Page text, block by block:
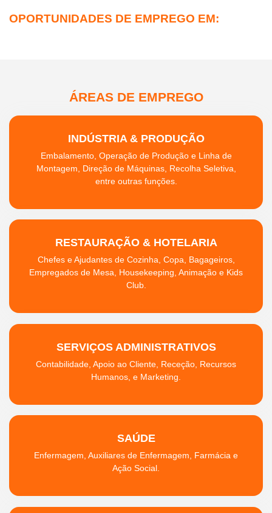
OPORTUNIDADES DE EMPREGO EM:
ÁREAS DE EMPREGO
INDÚSTRIA & PRODUÇÃO
Embalamento, Operação de Produção e Linha de
Montagem, Direção de Máquinas, Recolha Seletiva,
entre outras funções.
RESTAURAÇÃO & HOTELARIA
Chefes e Ajudantes de Cozinha, Copa, Bagageiros,
Empregados de Mesa, Housekeeping, Animação e Kids
Club.
SERVIÇOS ADMINISTRATIVOS
Contabilidade, Apoio ao Cliente, Receção, Recursos
Humanos, e Marketing.
SAÚDE
Enfermagem, Auxiliares de Enfermagem, Farmácia e
Ação Social.